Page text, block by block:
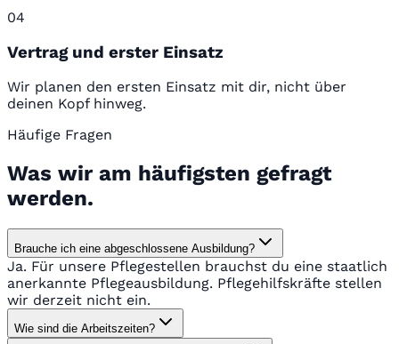
04
Vertrag und erster Einsatz
Wir planen den ersten Einsatz mit dir, nicht über
deinen Kopf hinweg.
Häufige Fragen
Was wir am häufigsten gefragt
werden.
Brauche ich eine abgeschlossene Ausbildung?
Ja. Für unsere Pflegestellen brauchst du eine staatlich
anerkannte Pflegeausbildung. Pflegehilfskräfte stellen
wir derzeit nicht ein.
Wie sind die Arbeitszeiten?